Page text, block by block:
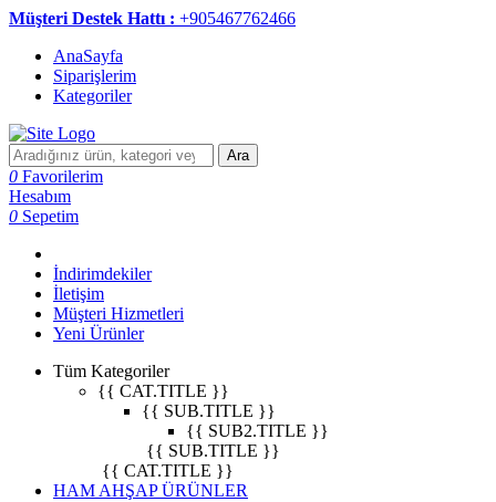
Müşteri Destek Hattı : +905467762466
AnaSayfa
Siparişlerim
Kategoriler
Ara
0 Favorilerim
Hesabım
0 Sepetim
İndirimdekiler
İletişim
Müşteri Hizmetleri
Yeni Ürünler
Tüm Kategoriler
{{ CAT.TITLE }}
{{ SUB.TITLE }}
{{ SUB2.TITLE }}
{{ SUB.TITLE }}
{{ CAT.TITLE }}
HAM AHŞAP ÜRÜNLER